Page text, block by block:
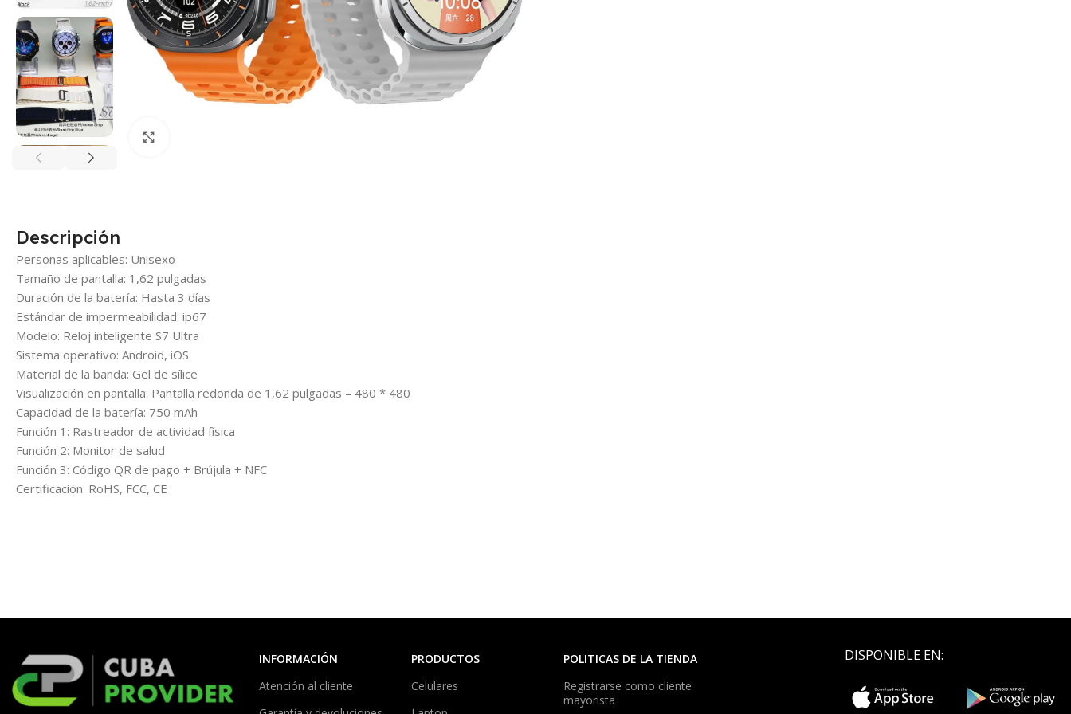
Descripción
Personas aplicables: Unisexo
Tamaño de pantalla: 1,62 pulgadas
Duración de la batería: Hasta 3 días
Estándar de impermeabilidad: ip67
Modelo: Reloj inteligente S7 Ultra
Sistema operativo: Android, iOS
Material de la banda: Gel de sílice
Visualización en pantalla: Pantalla redonda de 1,62 pulgadas – 480 * 480
Capacidad de la batería: 750 mAh
Función 1: Rastreador de actividad física
Función 2: Monitor de salud
Función 3: Código QR de pago + Brújula + NFC
Certificación: RoHS, FCC, CE
INFORMACIÓN
Atención al cliente
PRODUCTOS
Celulares
POLITICAS DE LA TIENDA
Registrarse como cliente
mayorista
DISPONIBLE EN: